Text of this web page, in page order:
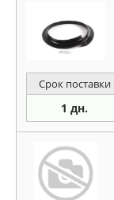
Срок поставки
1 дн.